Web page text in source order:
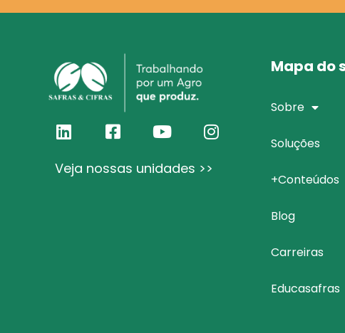
Veja nossas unidades >>
Mapa do
Sobre
Soluções
+Conteúdos
Blog
Carreiras
Educasafras